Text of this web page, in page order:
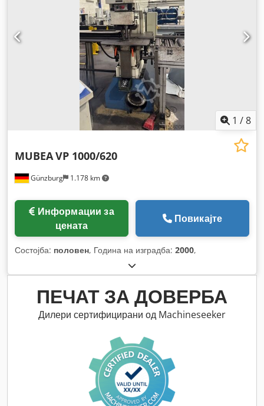
1 /8
Günzburg 1.178 km
MUBEAVP 1000/620
цената
Повикајте
Состојба: половен, Година на изградба: 2000,
ПЕЧАТ ЗА ДОВЕРБА
Дилери сертифицирани од Machineseeker